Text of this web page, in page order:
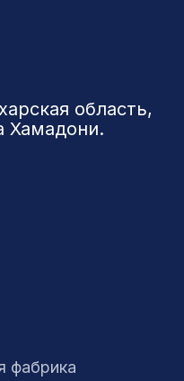
область,
Хамадони.
фабрика